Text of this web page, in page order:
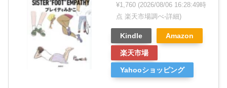
¥1,760 (2026/08/06 16:28:49時
点 楽天市場調べ-詳細)
Kindle Amazon
楽天市場
Yahooショッピング